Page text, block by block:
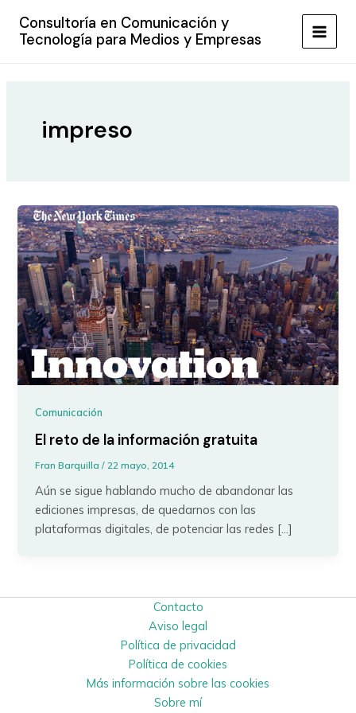
contenido
Consultoría en Comunicación y
Tecnología para Medios y Empresas
MAIN
impreso
Comunicación
El reto de la información gratuita
Fran Barquilla/22 mayo, 2014
Aún se sigue hablando mucho de abandonar las
ediciones impresas, de quedarnos con las
plataformas digitales, de potenciar las redes […]
Contacto
Aviso legal
Política de privacidad
Política de cookies
Más información sobre las cookies
Sobre mí